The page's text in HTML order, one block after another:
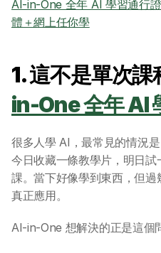
AI-in-One 全年 AI 學習通行
體＋網上任你學
1. 這不是單次
in-One 全年 AI
很多人學 AI，最常見的情況是
今日收藏一條教學片，明日
課。當下好像學到東西，但
真正應用。
AI-in-One 想解決的正是這個